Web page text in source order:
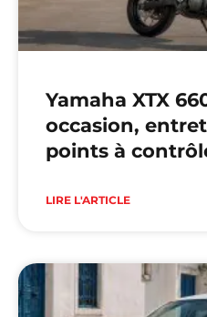
Yamaha XTX
occasion,
points à
LIRE L'ARTICLE